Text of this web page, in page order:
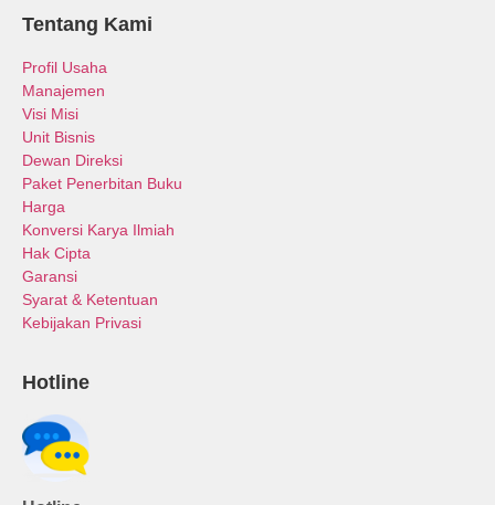
Tentang Kami
Profil Usaha
Manajemen
Visi Misi
Unit Bisnis
Dewan Direksi
Paket Penerbitan Buku
Harga
Konversi Karya Ilmiah
Hak Cipta
Garansi
Syarat & Ketentuan
Kebijakan Privasi
Hotline